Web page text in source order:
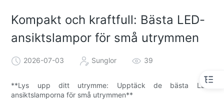
Kompakt och kraftfull: Bästa LED-
ansiktslampor för små utrymmen
2026-07-03 Sunglor 39
**Lys upp ditt utrymme: Upptäck de bästa LED-
ansiktslamporna för små utrymmen**